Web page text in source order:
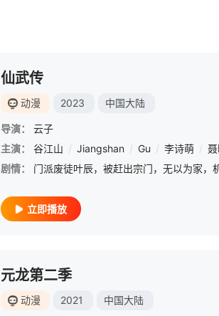
仙武传
动漫 2023 中国大陆
导演：
云子
主演：
谷江山 / Jiangshan / Gu / 李诗萌 / 聂
剧情：
立即播放
元龙第二季
动漫 2021 中国大陆